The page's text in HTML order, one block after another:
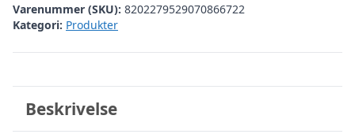
Varenummer (SKU): 8202279529070866722
Kategori: Produkter
Beskrivelse